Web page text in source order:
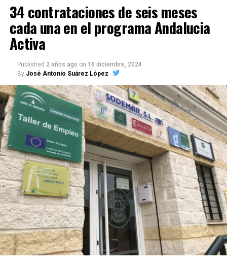
34 contrataciones de seis meses
cada una en el programa Andalucia
Activa
Published 2 años ago on 16 diciembre, 2024
By José Antonio Suárez López